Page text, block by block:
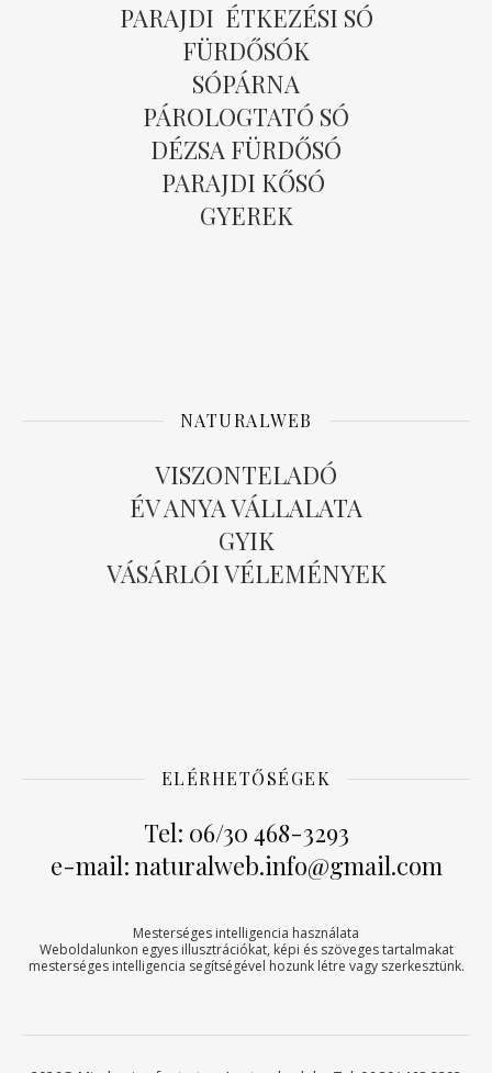
PARAJDI ÉTKEZÉSI SÓ
FÜRDŐSÓK
SÓPÁRNA
PÁROLOGTATÓ SÓ
DÉZSA FÜRDŐSÓ
PARAJDI KŐSÓ
GYEREK
NATURALWEB
VISZONTELADÓ
ÉV ANYA VÁLLALATA
GYIK
VÁSÁRLÓI VÉLEMÉNYEK
ELÉRHETŐSÉGEK
Tel: 06/30 468-3293
e-mail: naturalweb.info@gmail.com
Mesterséges intelligencia használata
Weboldalunkon egyes illusztrációkat, képi és szöveges tartalmakat
mesterséges intelligencia segítségével hozunk létre vagy szerkesztünk.